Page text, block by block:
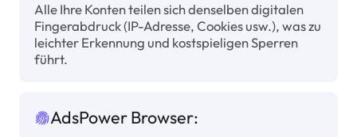
Alle Ihre Konten teilen sich denselben digitalen
Fingerabdruck (IP-Adresse, Cookies usw.), was zu
leichter Erkennung und kostspieligen Sperren
führt.
AdsPower Browser: